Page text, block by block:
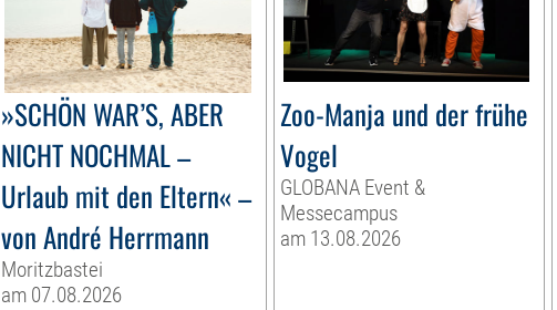
»SCHÖN WAR’S, ABER
NICHT NOCHMAL –
Urlaub mit den Eltern« –
von André Herrmann
Moritzbastei
am 07.08.2026
Zoo-Manja und der frühe
Vogel
GLOBANA Event &
Messecampus
am 13.08.2026